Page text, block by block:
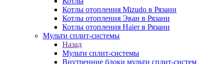
Котлы отопления Mizudo в Рязани
Котлы отопления Эван в Рязани
Котлы отопления Haier в Рязани
Мульти сплит-системы
Назад
Мульти сплит-системы
Внутренние блоки мульти сплит-систем